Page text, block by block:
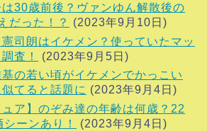
30歳前後？ヴァンゆん解散後の
だった！？
(2023年9月10日)
憲司朗はイケメン？使っていたマッ
査！
(2023年9月5日)
基の若い頃がイケメンでかっこい
てると話題に (2023年9月4日)
ュア】のぞみ達の年齢は何歳？22
ーンあり！
(2023年9月4日)